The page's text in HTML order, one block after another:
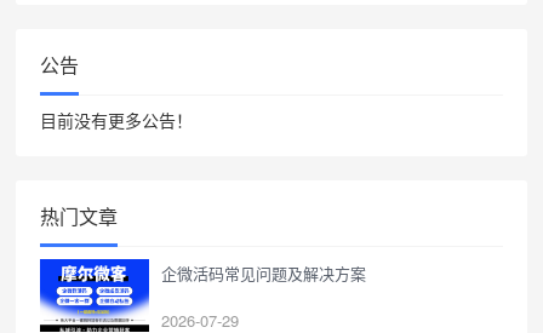
公告
目前没有更多公告！
热门文章
企微活码常见问题及解决方案
2026-07-29